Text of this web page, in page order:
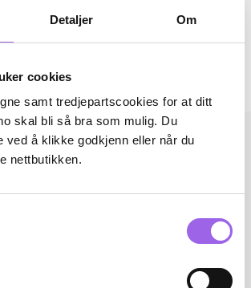
Detaljer Om
cookies
samt tredjepartscookies for at ditt
skal bli så bra som mulig. Du
ved å klikke godkjenn eller når du
nettbutikken.
230831038